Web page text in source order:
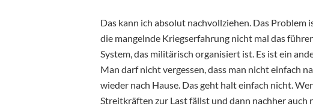
Das kann ich absolut nachvollziehen. Das Problem
die mangelnde Kriegserfahrung nicht mal das
System, das militärisch organisiert ist. Es ist ein
Man darf nicht vergessen, dass man nicht einfach
wieder nach Hause. Das geht halt einfach nicht.
Streitkräften zur Last fällst und dann nachher auch